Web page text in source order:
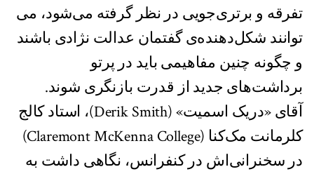
تفرقه و برتری‌جویی در نظر گرفته می‌شود، می
توانند شکل‌دهنده‌ی گفتمان عدالت نژادی باشند
و چگونه چنین مفاهیمی باید در پرتو
برداشت‌های جدید از قدرت بازنگری شوند.
آقای «دریک اسمیت» (Derik Smith)، استاد کالج
کلرمانت مک‌کنا (Claremont McKenna College)
در سخنرانی‌اش در کنفرانس، نگاهی داشت به